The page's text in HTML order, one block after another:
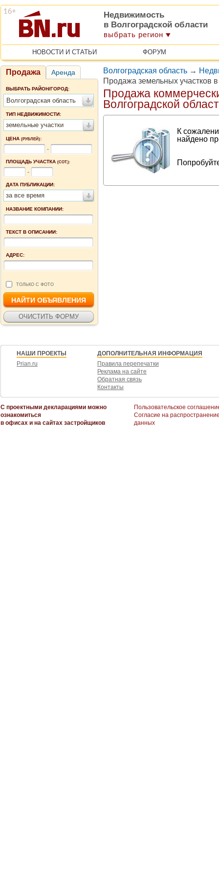
Недвижимость
в Волгоградской области
выбрать регион
НОВОСТИ И СТАТЬИ ФОРУМ
Продажа Аренда
ВЫБРАТЬ РАЙОН/ГОРОД:
Волгоградская область
ТИП НЕДВИЖИМОСТИ:
земельные участки
ЦЕНА (РУБЛЕЙ):
-
ПЛОЩАДЬ УЧАСТКА (СОТ.):
-
ДАТА ПУБЛИКАЦИИ:
за все время
НАЗВАНИЕ КОМПАНИИ:
ТЕКСТ В ОПИСАНИИ:
АДРЕС:
ТОЛЬКО С ФОТО
Волгоградская область →
Продажа земельных участков
Продажа
Волгоградской
К
найдено
НАШИ ПРОЕКТЫ
Prian.ru
ДОПОЛНИТЕЛЬНАЯ ИНФОРМАЦИЯ
Правила перепечатки
Реклама на сайте
Обратная связь
Контакты
С проектными декларациями можно
ознакомиться
в офисах и на сайтах застройщиков
Пользовательское
Согласие на
данных